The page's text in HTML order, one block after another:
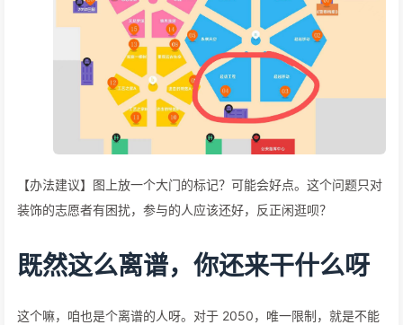
【办法建议】图上放一个大门的标记？可能会好点。这个问题只对
装饰的志愿者有困扰，参与的人应该还好，反正闲逛呗？
既然这么离谱，你还来干什么呀
这个嘛，咱也是个离谱的人呀。对于 2050，唯一限制，就是不能